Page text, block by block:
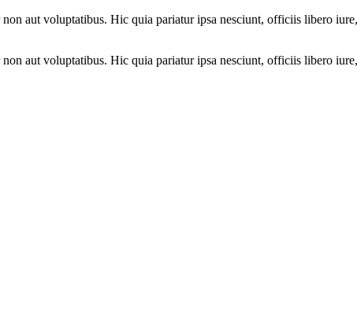
aut voluptatibus. Hic quia pariatur ipsa nesciunt, officiis libero
aut voluptatibus. Hic quia pariatur ipsa nesciunt, officiis libero